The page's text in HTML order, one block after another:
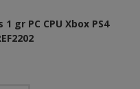
gr PC CPU Xbox PS4